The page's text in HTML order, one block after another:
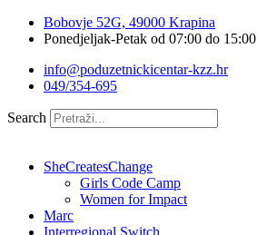
Bobovje 52G, 49000 Krapina
Ponedjeljak-Petak od 07:00 do 15:00
info@poduzetnickicentar-kzz.hr
049/354-695
Search
SheCreatesChange
Girls Code Camp
Women for Impact
Marc
Interregional Switch